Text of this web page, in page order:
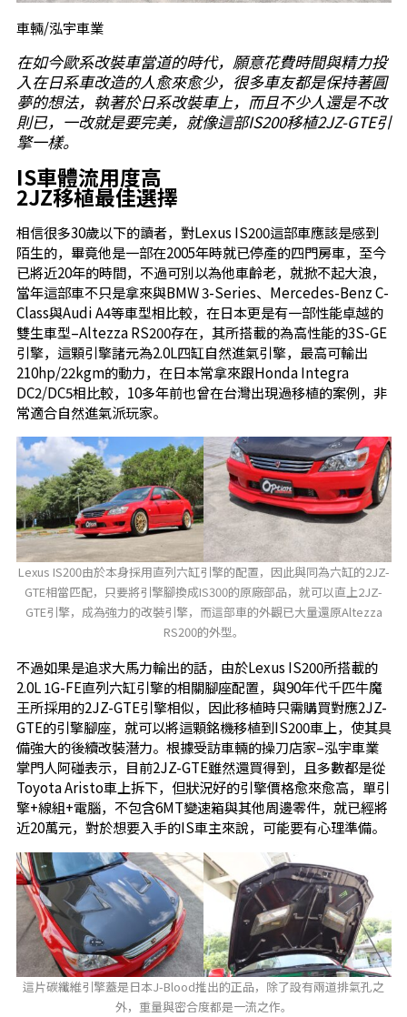
車輛/泓宇車業
在如今歐系改裝車當道的時代，願意花費時間與精力投
入在日系車改造的人愈來愈少，很多車友都是保持著圓
夢的想法，執著於日系改裝車上，而且不少人還是不改
則已，一改就是要完美，就像這部IS200移植2JZ-GTE引
擎一樣。
IS車體流用度高
2JZ移植最佳選擇
相信很多30歲以下的讀者，對Lexus IS200這部車應該是感到
陌生的，畢竟他是一部在2005年時就已停產的四門房車，至今
已將近20年的時間，不過可別以為他車齡老，就掀不起大浪，
當年這部車不只是拿來與BMW 3-Series、Mercedes-Benz C-
Class與Audi A4等車型相比較，在日本更是有一部性能卓越的
雙生車型–Altezza RS200存在，其所搭載的為高性能的3S-GE
引擎，這顆引擎諸元為2.0L四缸自然進氣引擎，最高可輸出
210hp/22kgm的動力，在日本常拿來跟Honda Integra
DC2/DC5相比較，10多年前也曾在台灣出現過移植的案例，非
常適合自然進氣派玩家。
Lexus IS200由於本身採用直列六缸引擎的配置，因此與同為六缸的2JZ-
GTE相當匹配，只要將引擎腳換成IS300的原廠部品，就可以直上2JZ-
GTE引擎，成為強力的改裝引擎，而這部車的外觀已大量還原Altezza
RS200的外型。
不過如果是追求大馬力輸出的話，由於Lexus IS200所搭載的
2.0L 1G-FE直列六缸引擎的相關腳座配置，與90年代千匹牛魔
王所採用的2JZ-GTE引擎相似，因此移植時只需購買對應2JZ-
GTE的引擎腳座，就可以將這顆銘機移植到IS200車上，使其具
備強大的後續改裝潛力。根據受訪車輛的操刀店家–泓宇車業
掌門人阿碰表示，目前2JZ-GTE雖然還買得到，且多數都是從
Toyota Aristo車上拆下，但狀況好的引擎價格愈來愈高，單引
擎+線組+電腦，不包含6MT變速箱與其他周邊零件，就已經將
近20萬元，對於想要入手的IS車主來說，可能要有心理準備。
這片碳纖維引擎蓋是日本J-Blood推出的正品，除了設有兩道排氣孔之
外，重量與密合度都是一流之作。